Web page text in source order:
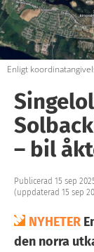
Enligt
– bil
Publicerad 15 sep
(uppdaterad 15 sep
NYHETER
den norra